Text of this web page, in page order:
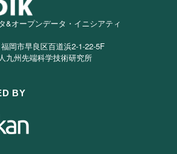
&オープンデータ・イニシアティ
岡市早良区百道浜2-1-22-5F
九州先端科学技術研究所
BY